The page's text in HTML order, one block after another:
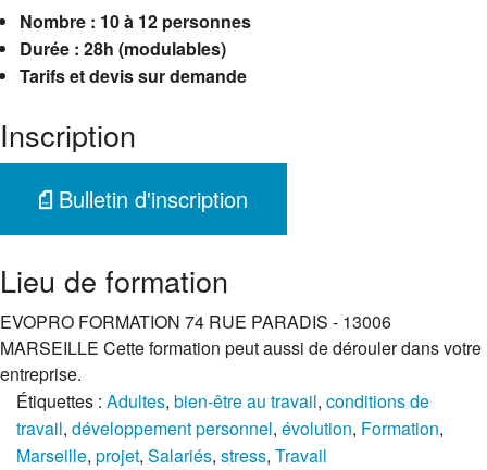
Nombre : 10 à 12 personnes
Durée : 28h (modulables)
Tarifs et devis sur demande
Inscription
Bulletin d'inscription
Lieu de formation
EVOPRO FORMATION 74 RUE PARADIS - 13006
MARSEILLE Cette formation peut aussi de dérouler dans votre
entreprise.
Étiquettes : Adultes, bien-être au travail, conditions de
travail, développement personnel, évolution, Formation,
Marseille, projet, Salariés, stress, Travail